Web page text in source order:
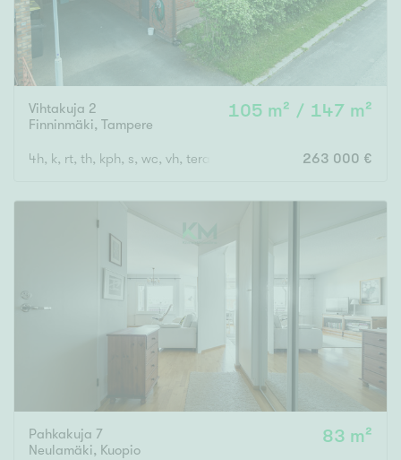
Vihtakuja 2
Finninmäki, Tampere
105 m² / 147 m²
4h, k, rt, th, kph, s, wc, vh, terassi, var, ak 263 000 €
Pahkakuja 7
Neulamäki, Kuopio
83 m²